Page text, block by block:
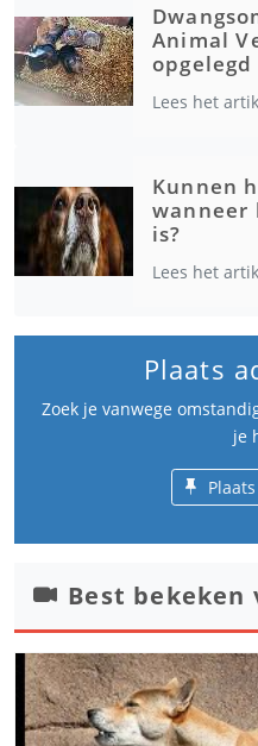
Animal
opgelegd
Lees het
Kunnen
wanneer
is?
Lees het
Plaats
Zoek je vanwege
je
Best bekeken